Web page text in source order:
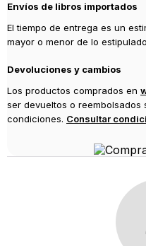
Envíos de libros importados
El tiempo de entrega es un
mayor o menor de lo
Devoluciones y cambios
Los productos comprados en
ser devueltos o reembolsados
condiciones. Consultar